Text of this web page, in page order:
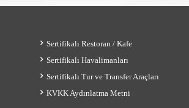
Sertifikalı Restoran / Kafe
Sertifikalı Havalimanları
Sertifikalı Tur ve Transfer Araçları
KVKK Aydınlatma Metni